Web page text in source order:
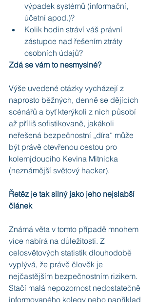
výpadek systémů (informační,
účetní apod.)?
Kolik hodin stráví váš právní
zástupce nad řešením ztráty
osobních údajů?
Zdá se vám to nesmyslné?
Výše uvedené otázky vycházejí z
naprosto běžných, denně se dějících
scénářů a byť kterýkoli z nich působí
až příliš sofistikovaně, jakákoli
neřešená bezpečnostní „díra“ může
být právě otevřenou cestou pro
kolemjdoucího Kevina Mitnicka
(neznámější světový hacker).
Řetěz je tak silný jako jeho nejslabší
článek
Známá věta v tomto případě mnohem
více nabírá na důležitosti. Z
celosvětových statistik dlouhodobě
vyplývá, že právě člověk je
nejčastějším bezpečnostním rizikem.
Stačí malá nepozornost nedostatečně
informovaného kolegy nebo například